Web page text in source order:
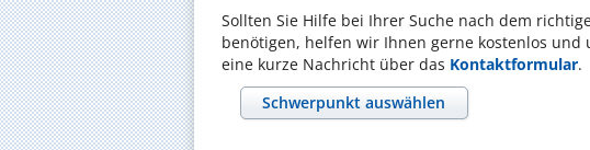
Sollten Sie Hilfe bei Ihrer Suche nach dem
benötigen, helfen wir Ihnen gerne kostenlos
eine kurze Nachricht über das Kontaktformular.
Schwerpunkt auswählen